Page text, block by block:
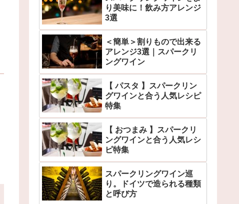
り美味に！飲み方アレンジ
3選
＜簡単＞割りもので出来る
アレンジ3選｜スパークリ
ングワイン
【 パスタ 】スパークリン
グワインと合う人気レシピ
特集
【 おつまみ 】スパークリ
ングワインと合う人気レシ
ピ特集
スパークリングワイン巡
り。ドイツで造られる種類
と呼び方